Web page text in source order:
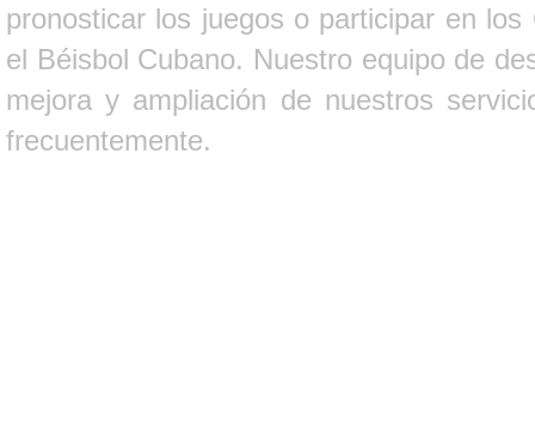
pronosticar los juegos o participar en
el Béisbol Cubano. Nuestro equipo de
mejora y ampliación de nuestros
frecuentemente.